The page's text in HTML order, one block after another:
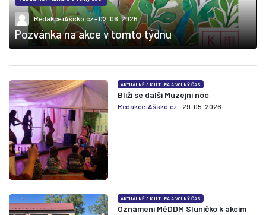
Redakce iAšsko.cz- 02. 06. 2026
Pozvánka na akce v tomto týdnu
AKTUÁLNĚ / KULTURA A VOLNÝ ČAS
Blíží se další Muzejní noc
Redakce iAšsko.cz- 29. 05. 2026
AKTUÁLNĚ / KULTURA A VOLNÝ ČAS
Oznámení MěDDM Sluníčko k akcím